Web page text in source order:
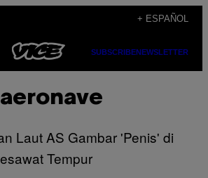
+ ESPAÑOL
SUBSCRIBENEWSLETTER
aeronave